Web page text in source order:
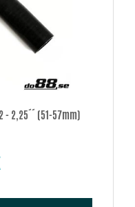
2,25´´ (51-57mm)